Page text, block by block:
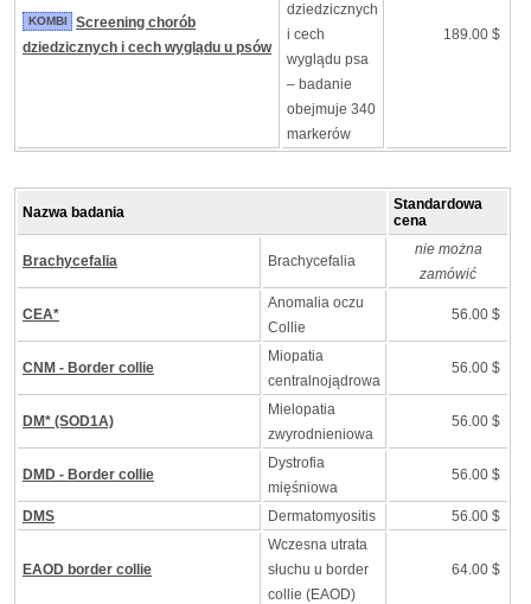
KOMBI
Screening chorób
dziedzicznych i cech wyglądu u psów
dziedzicznych
i cech
wyglądu psa
– badanie
obejmuje 340
markerów
189.00 $
Nazwa badania
Standardowa
cena
Brachycefalia Brachycefalia
nie można
zamówić
CEA*
Anomalia oczu
Collie
56.00 $
CNM - Border collie
Miopatia
centralnojądrowa
56.00 $
DM* (SOD1A)
Mielopatia
zwyrodnieniowa
56.00 $
DMD - Border collie
Dystrofia
mięśniowa
56.00 $
DMS Dermatomyositis 56.00 $
EAOD border collie
Wczesna utrata
słuchu u border
collie (EAOD)
64.00 $